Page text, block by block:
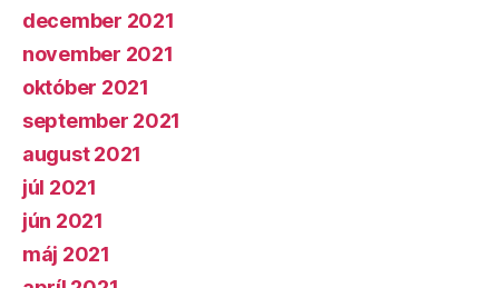
december 2021
november 2021
október 2021
september 2021
august 2021
júl 2021
jún 2021
máj 2021